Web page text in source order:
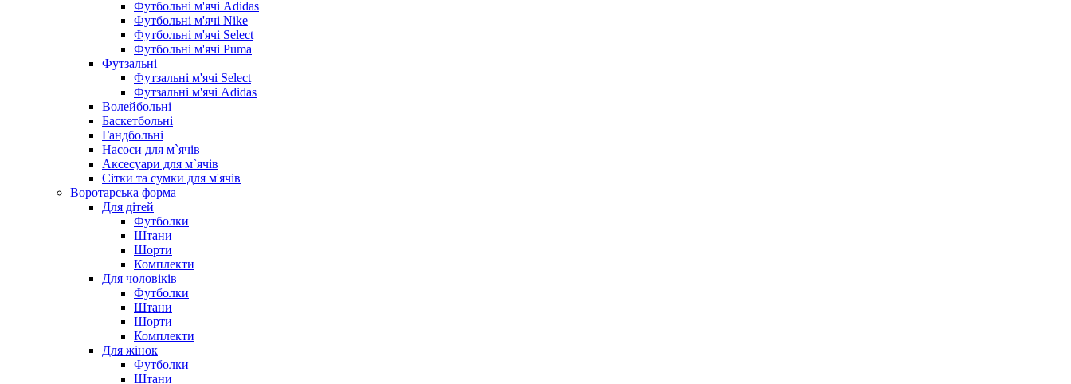
Футбольні м'ячі Adidas
Футбольні м'ячі Nike
Футбольні м'ячі Select
Футбольні м'ячі Puma
Футзальні
Футзальні м'ячі Select
Футзальні м'ячі Adidas
Волейбольні
Баскетбольні
Гандбольні
Насоси для м`ячів
Аксесуари для м`ячів
Сітки та сумки для м'ячів
Воротарська форма
Для дітей
Футболки
Штани
Шорти
Комплекти
Для чоловіків
Футболки
Штани
Шорти
Комплекти
Для жінок
Футболки
Штани